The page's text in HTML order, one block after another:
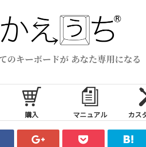
のキーボードが あなた専用になる
購入 マニュアル カス